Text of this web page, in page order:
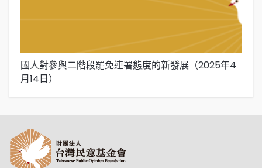
國人對參與二階段罷免連署態度的新發展（2025年4
月14日）